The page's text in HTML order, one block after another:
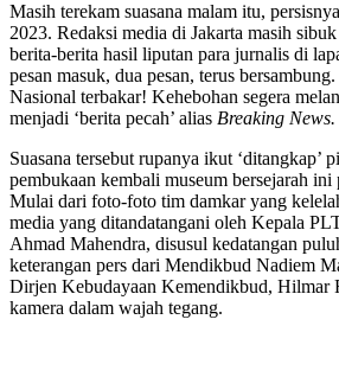
Masih terekam suasana malam itu,
2023. Redaksi media di Jakarta masih
berita-berita hasil liputan para jurnalis di
pesan masuk, dua pesan, terus
Nasional terbakar! Kehebohan segera
menjadi ‘berita pecah’ alias Breaking News.
Suasana tersebut rupanya ikut ‘ditangkap’
pembukaan kembali museum bersejarah ini
Mulai dari foto-foto tim damkar yang
media yang ditandatangani oleh Kepala
Ahmad Mahendra, disusul kedatangan
keterangan pers dari Mendikbud Nadiem
Dirjen Kebudayaan Kemendikbud, Hilmar
kamera dalam wajah tegang.